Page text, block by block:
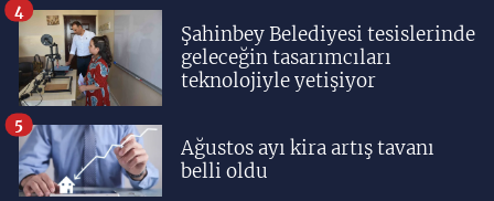
Şahinbey Belediyesi tesislerinde
geleceğin tasarımcıları
teknolojiyle yetişiyor
4
Ağustos ayı kira artış tavanı
belli oldu
5